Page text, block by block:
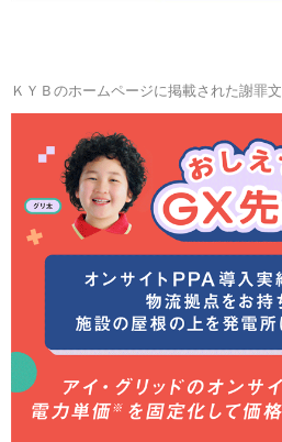
ＫＹＢのホームページに掲載された謝罪文